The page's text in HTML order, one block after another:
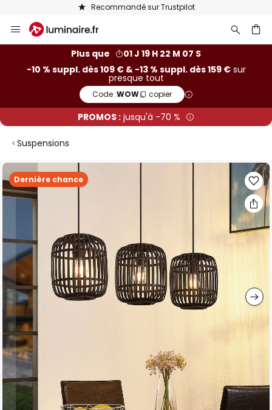
Recommandé sur Trustpilot
Allez
au
Plus que
01 J 19 H 22 M 07 S
-10 % suppl. dès 109 € & -13 % suppl. dès 159 €sur
presque tout
Code :WOW copier
PROMOS : jusqu'à -70 %
Suspensions
Dernière chance
Skip
to
the
the
images
gallery